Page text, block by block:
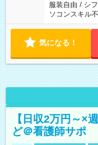
服装自由 / シ
ソコンスキル
気になる！
【日収2万円～×
ど＠看護師サポ